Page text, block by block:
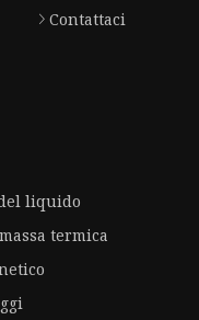
Contattaci
liquido
termica